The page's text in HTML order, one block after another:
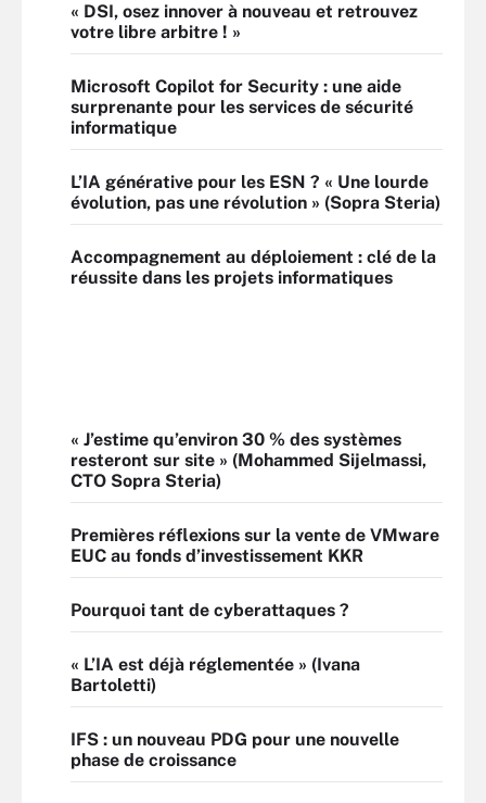
« DSI, osez innover à nouveau et retrouvez
votre libre arbitre ! »
Microsoft Copilot for Security : une aide
surprenante pour les services de sécurité
informatique
L’IA générative pour les ESN ? « Une lourde
évolution, pas une révolution » (Sopra Steria)
Accompagnement au déploiement : clé de la
réussite dans les projets informatiques
« J’estime qu’environ 30 % des systèmes
resteront sur site » (Mohammed Sijelmassi,
CTO Sopra Steria)
Premières réflexions sur la vente de VMware
EUC au fonds d’investissement KKR
Pourquoi tant de cyberattaques ?
« L’IA est déjà réglementée » (Ivana
Bartoletti)
IFS : un nouveau PDG pour une nouvelle
phase de croissance